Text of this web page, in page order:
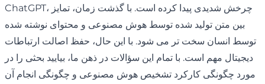
ChatGPT، چرخش شدیدی پیدا کرده است. با گذشت زمان، تمایز
بین متن تولید شده توسط هوش مصنوعی و محتوای نوشته شده
توسط انسان سخت تر می شود. با این حال، حفظ اصالت ارتباطات
دیجیتال مهم است. با تمام این سؤالات در ذهن ما، بیایید بحثی را در
مورد چگونگی کارکرد تشخیص هوش مصنوعی و چگونگی انجام آن